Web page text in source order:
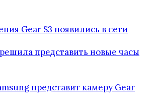
Gear S3 появились в сети
представить новые часы
представит камеру Gear